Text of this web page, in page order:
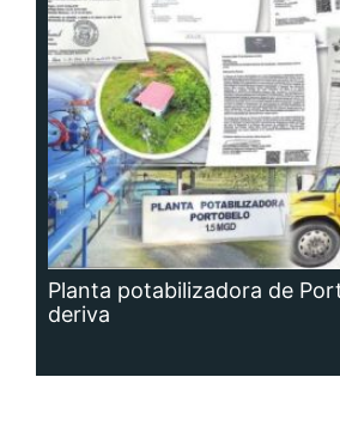
Planta potabilizadora de
deriva